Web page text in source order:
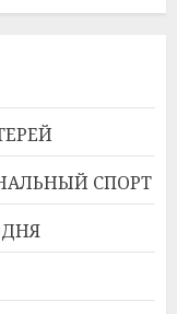
СПОРТ